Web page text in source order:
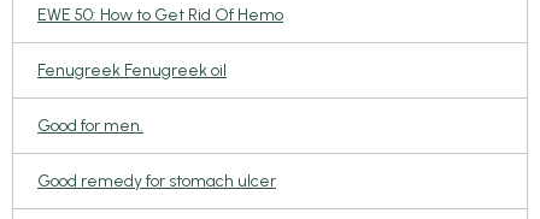
EWE 50: How to Get Rid Of Hemo
Fenugreek Fenugreek oil
Good for men.
Good remedy for stomach ulcer